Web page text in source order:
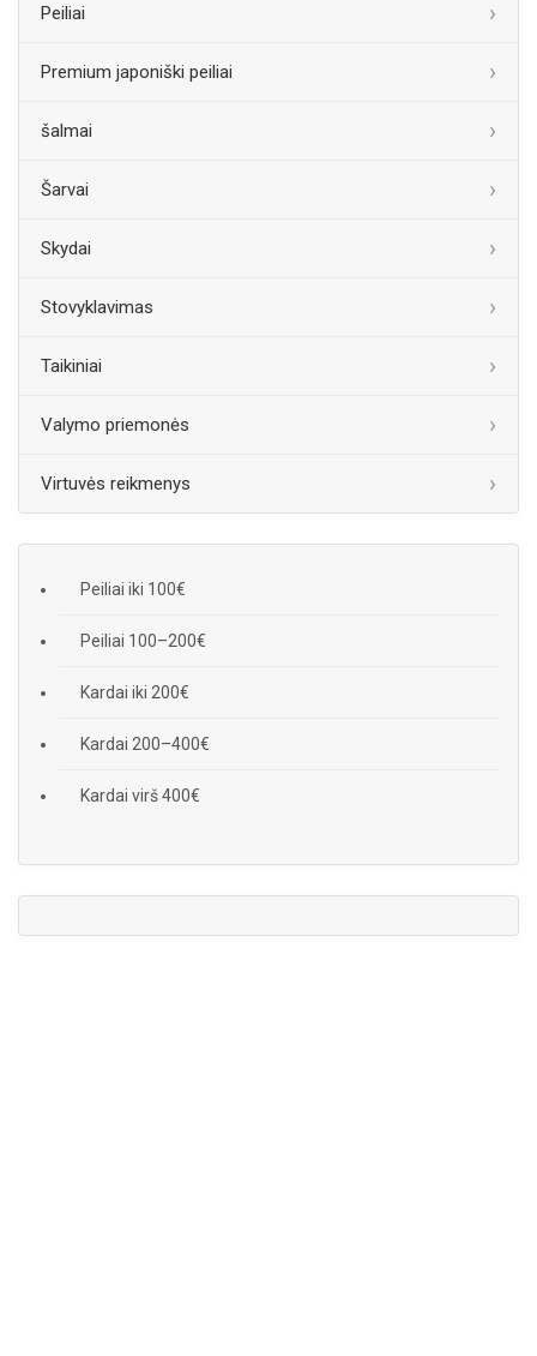
Peiliai
Premium japoniški peiliai
šalmai
Šarvai
Skydai
Stovyklavimas
Taikiniai
Valymo priemonės
Virtuvės reikmenys
Peiliai iki 100€
Peiliai 100–200€
Kardai iki 200€
Kardai 200–400€
Kardai virš 400€